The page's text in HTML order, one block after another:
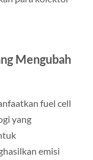
Mengubah
fuel cell
yang
emisi